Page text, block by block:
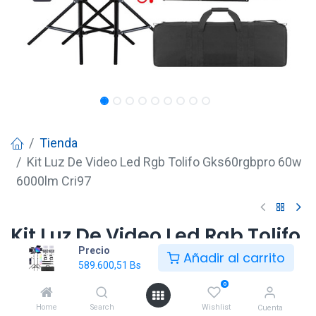
Precio
589.600,51 Bs Añadir al carrito
Home Search
0
Wishlist Cuenta
Tienda
Kit Luz De Video Led Rgb Tolifo Gks60rgbpro 60w
6000lm Cri97
Kit Luz De Video Led Rgb Tolifo
Gks60rgbpro 60w 6000lm
Cri97